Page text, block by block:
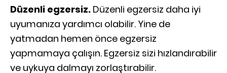
Düzenli egzersiz. Düzenli egzersiz daha iyi
uyumanıza yardımcı olabilir. Yine de
yatmadan hemen önce egzersiz
yapmamaya çalışın. Egzersiz sizi hızlandırabilir
ve uykuya dalmayı zorlaştırabilir.